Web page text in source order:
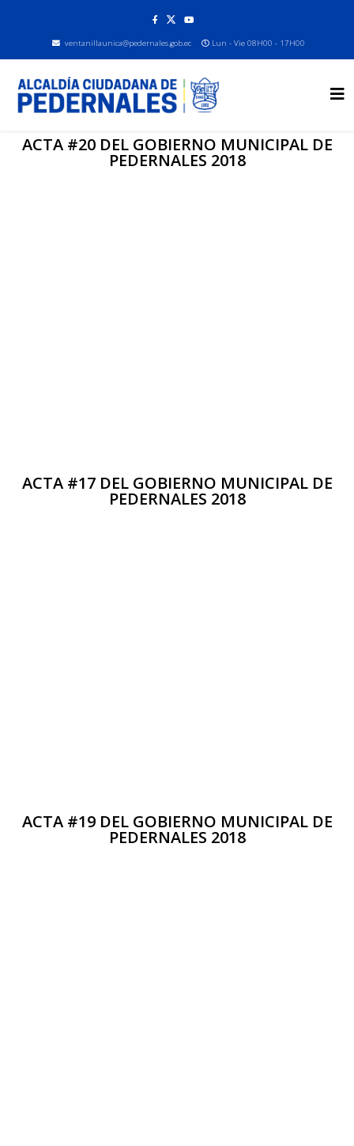
ventanillaunica@pedernales.gob.ec Lun - Vie 08H00 - 17H00
ACTA #20 DEL GOBIERNO MUNICIPAL DE
PEDERNALES 2018
ACTA #17 DEL GOBIERNO MUNICIPAL DE
PEDERNALES 2018
ACTA #19 DEL GOBIERNO MUNICIPAL DE
PEDERNALES 2018